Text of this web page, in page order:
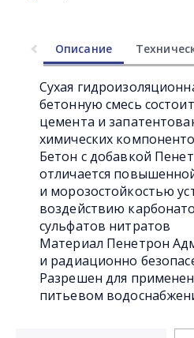
Описание
Сухая
бетонную смесь
цемента и
химических
Бетон с добавкой
отличается
и морозостойкостью
воздействию
сульфатов нитратов
Материал Пенетрон
и радиационно
Разрешен для
питьевом